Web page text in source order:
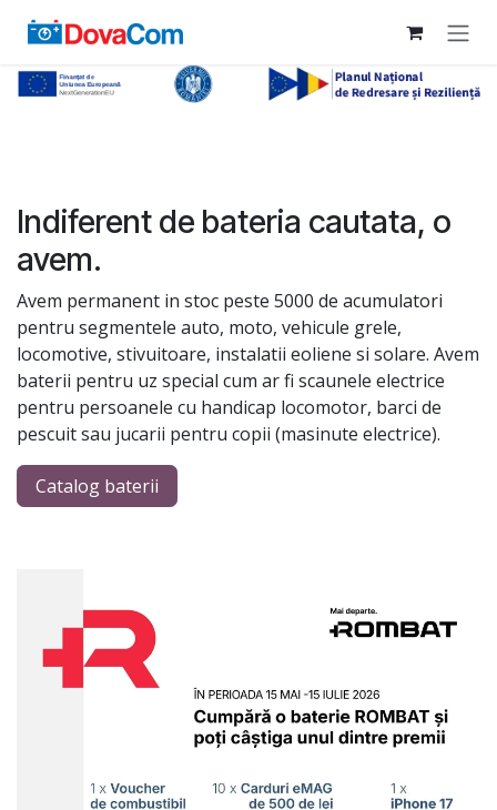
Indiferent de bateria cautata, o
avem.
Avem permanent in stoc peste 5000 de acumulatori
pentru segmentele auto, moto, vehicule grele,
locomotive, stivuitoare, instalatii eoliene si solare. Avem
baterii pentru uz special cum ar fi scaunele electrice
pentru persoanele cu handicap locomotor, barci de
pescuit sau jucarii pentru copii (masinute electrice).
Catalog baterii